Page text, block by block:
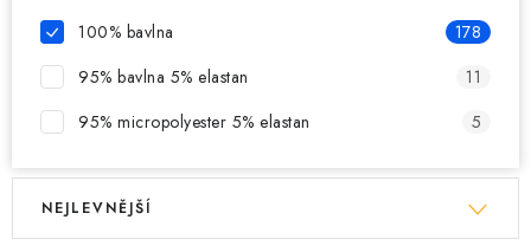
100% bavlna
178
95% bavlna 5% elastan
11
95% micropolyester 5% elastan
5
V
Ř
NEJLEVNĚJŠÍ